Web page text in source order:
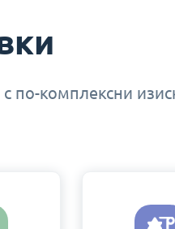
по-комплексни